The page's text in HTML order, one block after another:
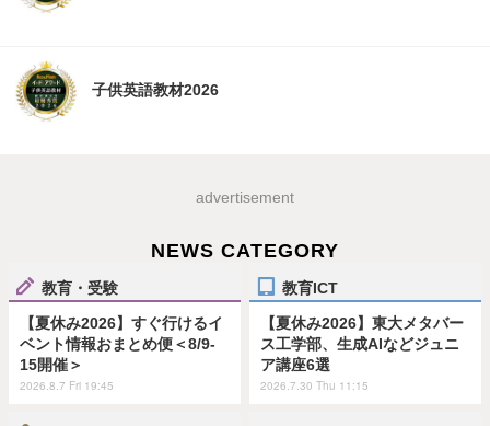
子供英語教材2026
advertisement
NEWS CATEGORY
教育・受験
【夏休み2026】すぐ行けるイ
ベント情報おまとめ便＜8/9-
15開催＞
2026.8.7 Fri 19:45
教育ICT
【夏休み2026】東大メタバー
ス工学部、生成AIなどジュニ
ア講座6選
2026.7.30 Thu 11:15